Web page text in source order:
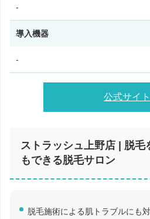
-
導入機器
-
公式サイト
ストラッシュ上野店 | 脱毛
もできる脱毛サロン
脱毛施術による肌トラブルにも